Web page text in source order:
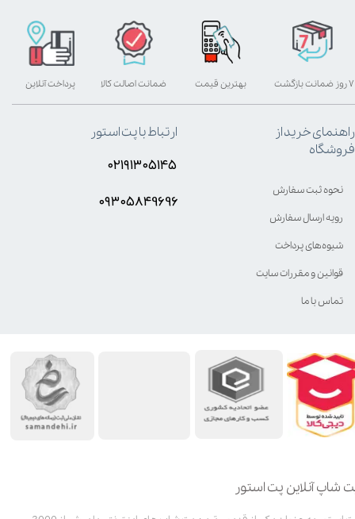
شاپ آنلاین پت استور
بهترین قیمت پرداخت آنلاین ۷ روز ضمانت بازگشت ضمانت اصالت کالا
راهنمای خرید از
فروشگاه
نحوه ثبت سفارش
رویه ارسال سفارش
شیوه‌های پرداخت
قوانین و مقررات سایت
تماس با ما
ارتباط با پت استور
۰۲۱۹۱۳۰۵۱۴۵
۰۹۳۰۵8۴9696